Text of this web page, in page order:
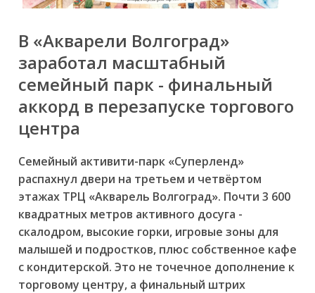
В «Акварели Волгоград»
заработал масштабный
семейный парк - финальный
аккорд в перезапуске торгового
центра
Семейный активити-парк «Суперленд»
распахнул двери на третьем и четвёртом
этажах ТРЦ «Акварель Волгоград». Почти 3 600
квадратных метров активного досуга -
скалодром, высокие горки, игровые зоны для
малышей и подростков, плюс собственное кафе
с кондитерской. Это не точечное дополнение к
торговому центру, а финальный штрих